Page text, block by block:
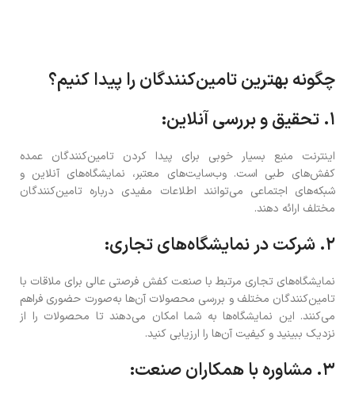
چگونه بهترین تامین‌کنندگان را پیدا کنیم؟
۱. تحقیق و بررسی آنلاین:
اینترنت منبع بسیار خوبی برای پیدا کردن تامین‌کنندگان عمده
کفش‌های طبی است. وب‌سایت‌های معتبر، نمایشگاه‌های آنلاین و
شبکه‌های اجتماعی می‌توانند اطلاعات مفیدی درباره تامین‌کنندگان
مختلف ارائه دهند.
۲. شرکت در نمایشگاه‌های تجاری:
نمایشگاه‌های تجاری مرتبط با صنعت کفش فرصتی عالی برای ملاقات با
تامین‌کنندگان مختلف و بررسی محصولات آن‌ها به‌صورت حضوری فراهم
می‌کنند. این نمایشگاه‌ها به شما امکان می‌دهند تا محصولات را از
نزدیک ببینید و کیفیت آن‌ها را ارزیابی کنید.
۳. مشاوره با همکاران صنعت: